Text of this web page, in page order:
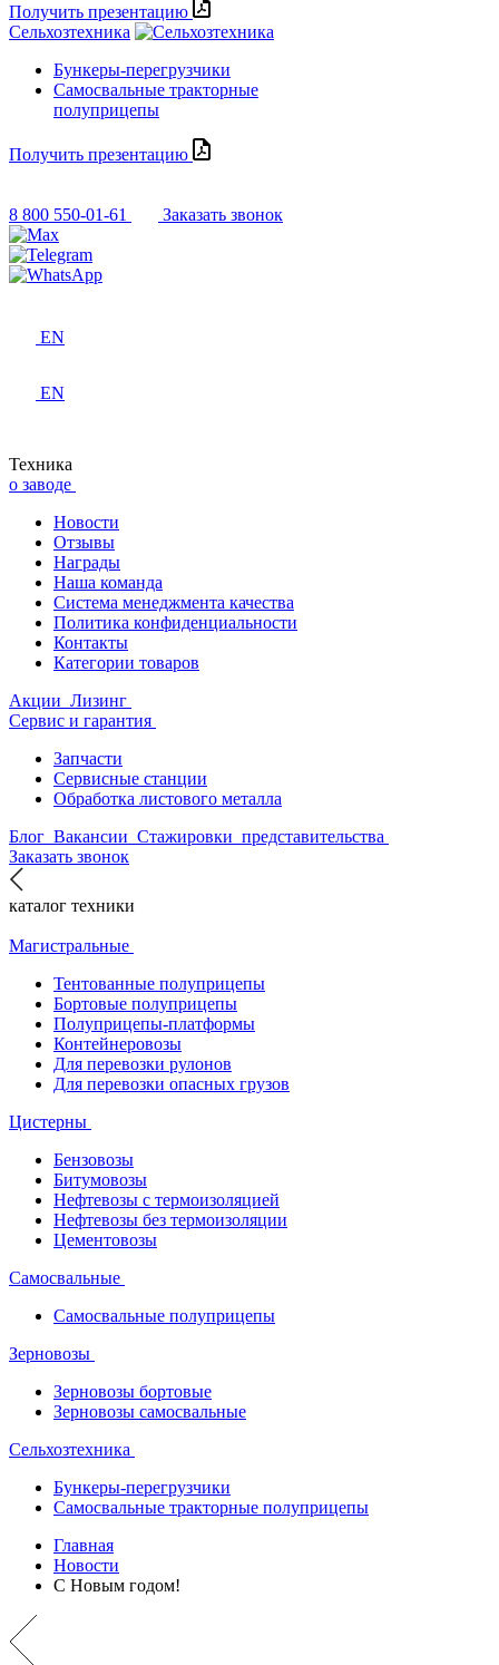
Получить презентацию
Сельхозтехника
Бункеры-перегрузчики
Самосвальные тракторные
полуприцепы
Получить презентацию
8 800 550-01-61 Заказать звонок
EN
EN
Техника
о заводе
Новости
Отзывы
Награды
Наша команда
Система менеджмента качества
Политика конфиденциальности
Контакты
Категории товаров
Акции Лизинг
Сервис и гарантия
Запчасти
Сервисные станции
Обработка листового металла
Блог Вакансии Стажировки представительства
Заказать звонок
каталог техники
Магистральные
Тентованные полуприцепы
Бортовые полуприцепы
Полуприцепы-платформы
Контейнеровозы
Для перевозки рулонов
Для перевозки опасных грузов
Цистерны
Бензовозы
Битумовозы
Нефтевозы с термоизоляцией
Нефтевозы без термоизоляции
Цементовозы
Самосвальные
Самосвальные полуприцепы
Зерновозы
Зерновозы бортовые
Зерновозы самосвальные
Сельхозтехника
Бункеры-перегрузчики
Самосвальные тракторные полуприцепы
Главная
Новости
С Новым годом!